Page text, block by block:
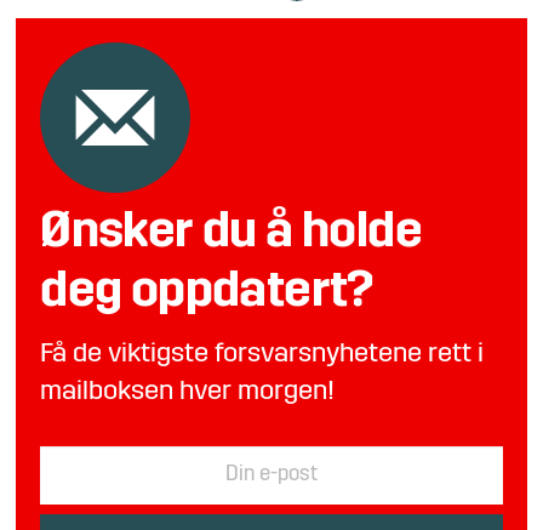
Ønsker du å holde
deg oppdatert?
Få de viktigste forsvarsnyhetene rett i
mailboksen hver morgen!